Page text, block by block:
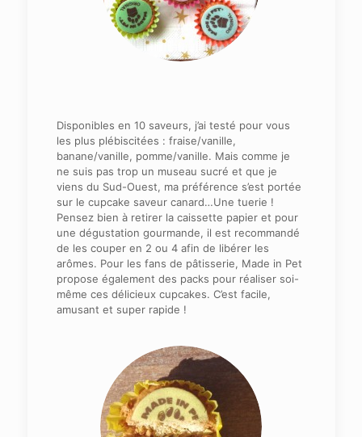
Disponibles en 10 saveurs, j’ai testé pour vous
les plus plébiscitées : fraise/vanille,
banane/vanille, pomme/vanille. Mais comme je
ne suis pas trop un museau sucré et que je
viens du Sud-Ouest, ma préférence s’est portée
sur le cupcake saveur canard…Une tuerie !
Pensez bien à retirer la caissette papier et pour
une dégustation gourmande, il est recommandé
de les couper en 2 ou 4 afin de libérer les
arômes. Pour les fans de pâtisserie, Made in Pet
propose également des packs pour réaliser soi-
même ces délicieux cupcakes. C’est facile,
amusant et super rapide !